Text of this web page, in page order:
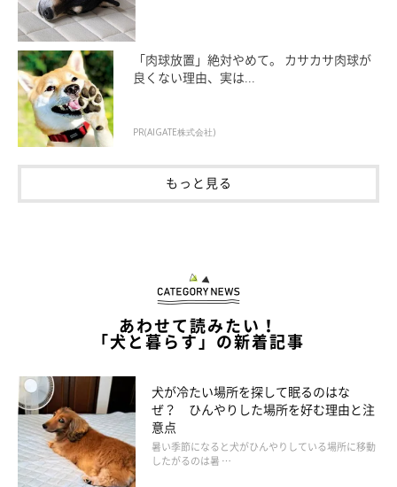
犬の歯みがきは、毎日行うのがベストです。その日のうちに汚れ
を除去することが理想的なので、短時間でもいいので習慣化しま
しょう。毎日が難しい場合は、歯垢が石灰化して除去が困難な歯
石になる3日のうちにみがいてください。
タイミングは食後がベターですが、体力を消耗している散歩後や
眠気を催している就寝前も、みがきやすいのでおすすめです。タ
イミングを決めておくと、みがき忘れの予防になります。
「肉球放置」絶対やめて。 カサカサ肉球が
良くない理由、実は...
PR(AIGATE株式会社)
もっと見る
あわせて読みたい！
「犬と暮らす」の新着記事
犬が冷たい場所を探して眠るのはな
ぜ？ ひんやりした場所を好む理由と注
意点
暑い季節になると犬がひんやりしている場所に移動
したがるのは暑 …